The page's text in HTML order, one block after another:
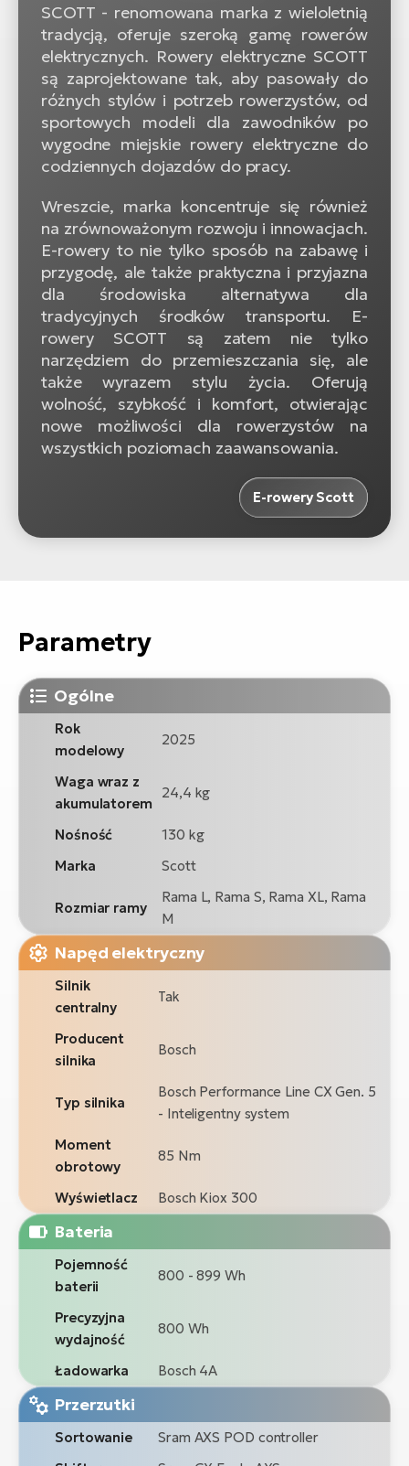
SCOTT - renomowana marka z wieloletnią
tradycją, oferuje szeroką gamę rowerów
elektrycznych. Rowery elektryczne SCOTT
są zaprojektowane tak, aby pasowały do
różnych stylów i potrzeb rowerzystów, od
sportowych modeli dla zawodników po
wygodne miejskie rowery elektryczne do
codziennych dojazdów do pracy.
Wreszcie, marka koncentruje się również
na zrównoważonym rozwoju i innowacjach.
E-rowery to nie tylko sposób na zabawę i
przygodę, ale także praktyczna i przyjazna
dla środowiska alternatywa dla
tradycyjnych środków transportu. E-
rowery SCOTT są zatem nie tylko
narzędziem do przemieszczania się, ale
także wyrazem stylu życia. Oferują
wolność, szybkość i komfort, otwierając
nowe możliwości dla rowerzystów na
wszystkich poziomach zaawansowania.
E-rowery Scott
Parametry
Ogólne
Rok
modelowy
2025
Waga wraz z
akumulatorem
24,4 kg
Nośność
130 kg
Marka
Scott
Rozmiar ramy
Rama L, Rama S, Rama XL, Rama
M
Napęd elektryczny
Silnik
centralny
Tak
Producent
silnika
Bosch
Typ silnika
Bosch Performance Line CX Gen. 5
- Inteligentny system
Moment
obrotowy
85 Nm
Wyświetlacz Bosch Kiox 300
Bateria
Pojemność
baterii
800 - 899 Wh
Precyzyjna
wydajność
800 Wh
Ładowarka Bosch 4A
Przerzutki
Sortowanie
Sram AXS POD controller